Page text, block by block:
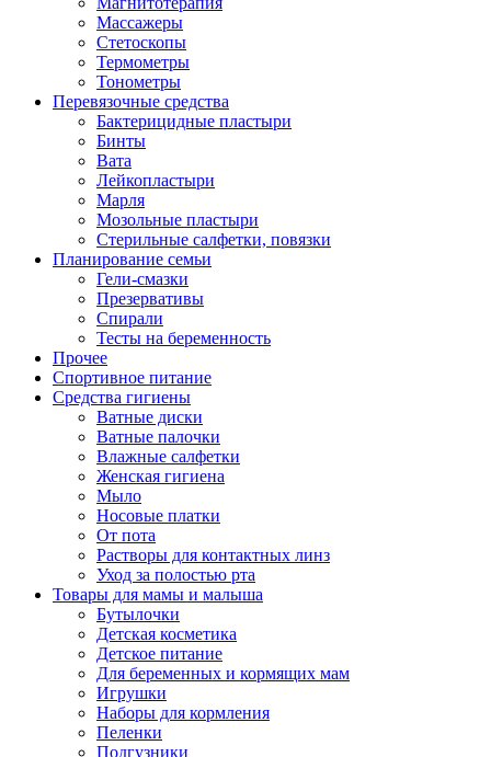
Массажеры
Стетоскопы
Термометры
Тонометры
Перевязочные средства
Бактерицидные пластыри
Бинты
Вата
Лейкопластыри
Марля
Мозольные пластыри
Стерильные салфетки, повязки
Планирование семьи
Гели-смазки
Презервативы
Спирали
Тесты на беременность
Прочее
Спортивное питание
Средства гигиены
Ватные диски
Ватные палочки
Влажные салфетки
Женская гигиена
Мыло
Носовые платки
От пота
Растворы для контактных линз
Уход за полостью рта
Товары для мамы и малыша
Бутылочки
Детская косметика
Детское питание
Для беременных и кормящих мам
Игрушки
Наборы для кормления
Пеленки
Подгузники